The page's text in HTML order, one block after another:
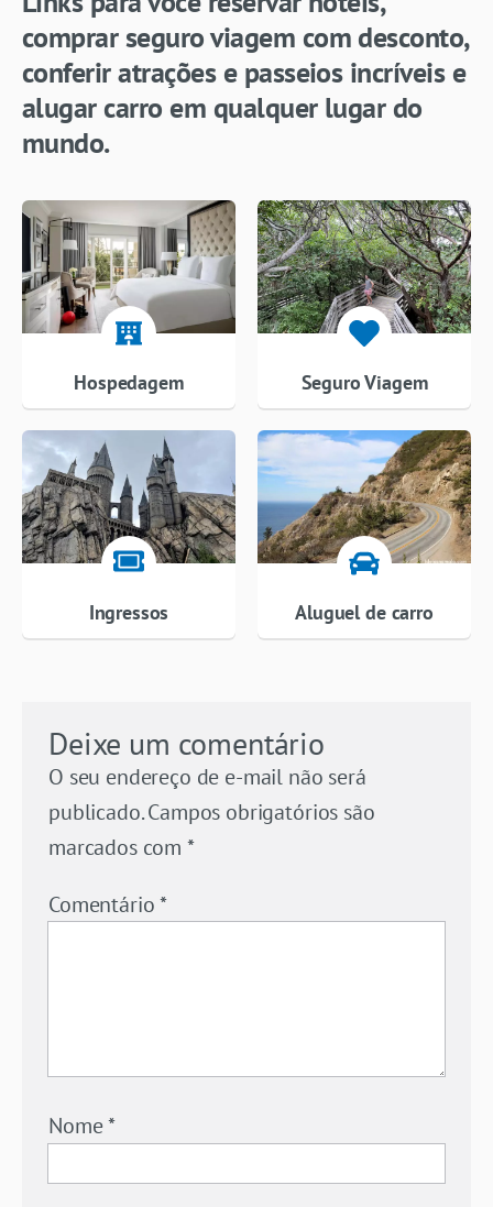
comprar seguro viagem com desconto,
conferir atrações e passeios incríveis e
alugar carro em qualquer lugar do
mundo.
Hospedagem Seguro Viagem
Ingressos Aluguel de carro
Deixe um comentário
O seu endereço de e-mail não será
publicado. Campos obrigatórios são
marcados com *
Comentário*
Nome*